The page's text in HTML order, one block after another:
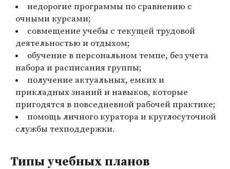
недорогие программы по сравнению с
очными курсами;
совмещение учебы с текущей трудовой
деятельностью и отдыхом;
обучение в персональном темпе, без учета
набора и расписания группы;
получение актуальных, емких и
прикладных знаний и навыков, которые
пригодятся в повседневной рабочей практике;
помощь личного куратора и круглосуточной
службы техподдержки.
Типы учебных планов